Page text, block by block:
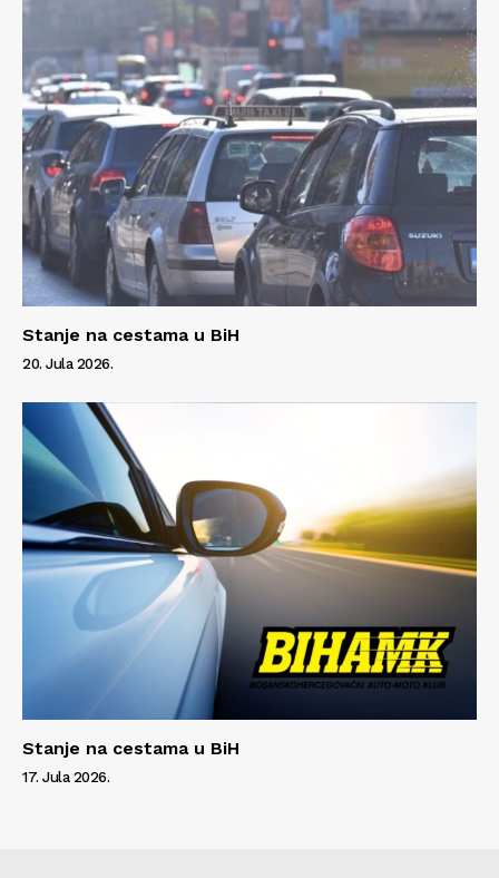
Stanje na cestama u BiH
20. Jula 2026.
Stanje na cestama u BiH
17. Jula 2026.